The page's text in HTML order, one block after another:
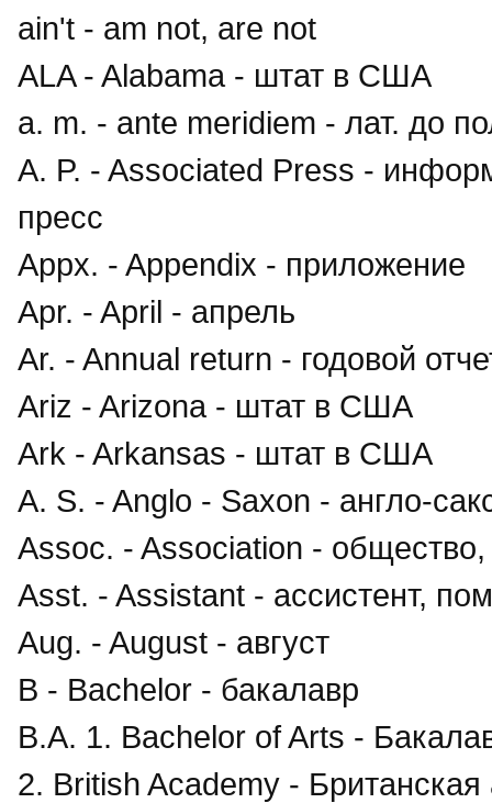
ain't - am not, are not
ALA - Alabama - штат в США
a. m. - ante meridiem - лат. до
A. P. - Associated Press -
пресс
Appx. - Appendix - приложение
Apr. - April - апрель
Ar. - Annual return - годовой
Ariz - Arizona - штат в США
Ark - Arkansas - штат в США
A. S. - Anglo - Saxon - англо-
Assoc. - Association -
Asst. - Assistant - ассистент,
Aug. - August - август
B - Bachelor - бакалавр
B.A. 1. Bachelor of Arts -
2. British Academy -